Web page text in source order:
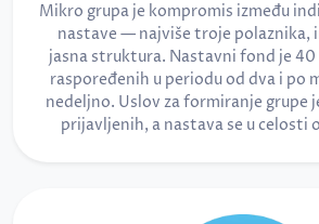
Mikro grupa je kompromis između
nastave — najviše troje polaznika,
jasna struktura. Nastavni fond je 40
raspoređenih u periodu od dva i po
nedeljno. Uslov za formiranje grupe
prijavljenih, a nastava se u celosti